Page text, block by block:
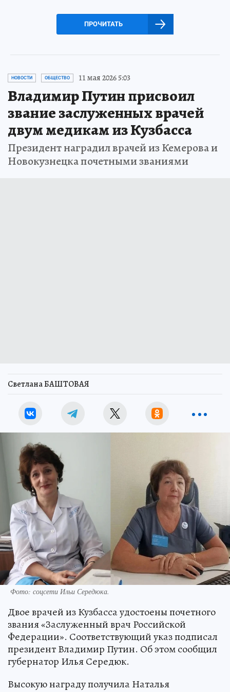
ПРОЧИТАТЬ
НОВОСТИ ОБЩЕСТВО 11 мая 2026 5:03
Владимир Путин присвоил
звание заслуженных врачей
двум медикам из Кузбасса
Президент наградил врачей из Кемерова и
Новокузнецка почетными званиями
Светлана БАШТОВАЯ
Фото: соцсети Ильи Середюка.
Двое врачей из Кузбасса удостоены почетного
звания «Заслуженный врач Российской
Федерации». Соответствующий указ подписал
президент Владимир Путин. Об этом сообщил
губернатор Илья Середюк.
Высокую награду получила Наталья